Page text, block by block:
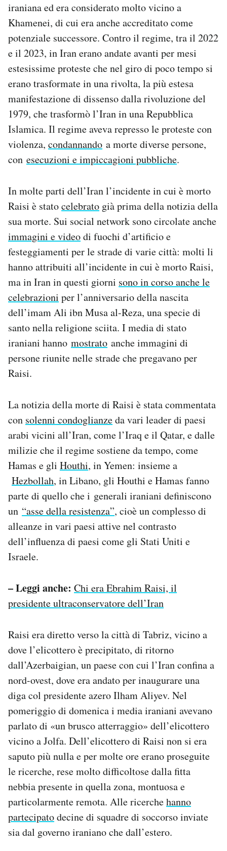
iraniana ed era considerato molto vicino a
Khamenei, di cui era anche accreditato come
potenziale successore. Contro il regime, tra il 2022
e il 2023, in Iran erano andate avanti per mesi
estesissime proteste che nel giro di poco tempo si
erano trasformate in una rivolta, la più estesa
manifestazione di dissenso dalla rivoluzione del
1979, che trasformò l’Iran in una Repubblica
Islamica. Il regime aveva represso le proteste con
violenza, condannando a morte diverse persone,
con esecuzioni e impiccagioni pubbliche.
In molte parti dell’Iran l’incidente in cui è morto
Raisi è statocelebrato già prima della notizia della
sua morte. Sui social network sono circolate anche
immagini e videodi fuochi d’artificio e
festeggiamenti per le strade di varie città: molti li
hanno attribuiti all’incidente in cui è morto Raisi,
ma in Iran in questi giorni sono in corso anche le
celebrazioni per l’anniversario della nascita
dell’imam Ali ibn Musa al-Reza, una specie di
santo nella religione sciita. I media di stato
iraniani hanno mostrato anche immagini di
persone riunite nelle strade che pregavano per
Raisi.
La notizia della morte di Raisi è stata commentata
con solenni condoglianzeda vari leader di paesi
arabi vicini all’Iran, come l’Iraq e il Qatar, e dalle
milizie che il regime sostiene da tempo, come
Hamas e gli Houthi, in Yemen: insieme a
Hezbollah, in Libano, gli Houthi e Hamas fanno
parte di quello che i generali iraniani definiscono
un “asse della resistenza”, cioè un complesso di
alleanze in vari paesi attive nel contrasto
dell’influenza di paesi come gli Stati Uniti e
Israele.
– Leggi anche: Chi era Ebrahim Raisi, il
presidente ultraconservatore dell’Iran
Raisi era diretto verso la città di Tabriz, vicino a
dove l’elicottero è precipitato, di ritorno
dall’Azerbaigian, un paese con cui l’Iran confina a
nord-ovest, dove era andato per inaugurare una
diga col presidente azero Ilham Aliyev. Nel
pomeriggio di domenica i media iraniani avevano
parlato di «un brusco atterraggio» dell’elicottero
vicino a Jolfa. Dell’elicottero di Raisi non si era
saputo più nulla e per molte ore erano proseguite
le ricerche, rese molto difficoltose dalla fitta
nebbia presente in quella zona, montuosa e
particolarmente remota. Alle ricerchehanno
partecipatodecine di squadre di soccorso inviate
sia dal governo iraniano che dall’estero.